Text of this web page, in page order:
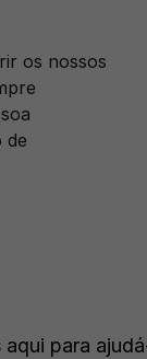
os nossos
de
para